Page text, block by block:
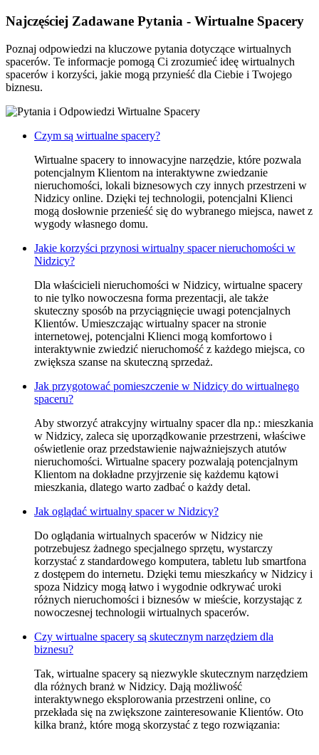
Najczęściej Zadawane Pytania - Wirtualne Spacery
Poznaj odpowiedzi na kluczowe pytania dotyczące wirtualnych
spacerów. Te informacje pomogą Ci zrozumieć ideę wirtualnych
spacerów i korzyści, jakie mogą przynieść dla Ciebie i Twojego
biznesu.
Czym są wirtualne spacery?
Wirtualne spacery to innowacyjne narzędzie, które pozwala
potencjalnym Klientom na interaktywne zwiedzanie
nieruchomości, lokali biznesowych czy innych przestrzeni w
Nidzicy online. Dzięki tej technologii, potencjalni Klienci
mogą dosłownie przenieść się do wybranego miejsca, nawet z
wygody własnego domu.
Jakie korzyści przynosi wirtualny spacer nieruchomości w
Nidzicy?
Dla właścicieli nieruchomości w Nidzicy, wirtualne spacery
to nie tylko nowoczesna forma prezentacji, ale także
skuteczny sposób na przyciągnięcie uwagi potencjalnych
Klientów. Umieszczając wirtualny spacer na stronie
internetowej, potencjalni Klienci mogą komfortowo i
interaktywnie zwiedzić nieruchomość z każdego miejsca, co
zwiększa szanse na skuteczną sprzedaż.
Jak przygotować pomieszczenie w Nidzicy do wirtualnego
spaceru?
Aby stworzyć atrakcyjny wirtualny spacer dla np.: mieszkania
w Nidzicy, zaleca się uporządkowanie przestrzeni, właściwe
oświetlenie oraz przedstawienie najważniejszych atutów
nieruchomości. Wirtualne spacery pozwalają potencjalnym
Klientom na dokładne przyjrzenie się każdemu kątowi
mieszkania, dlatego warto zadbać o każdy detal.
Jak oglądać wirtualny spacer w Nidzicy?
Do oglądania wirtualnych spacerów w Nidzicy nie
potrzebujesz żadnego specjalnego sprzętu, wystarczy
korzystać z standardowego komputera, tabletu lub smartfona
z dostępem do internetu. Dzięki temu mieszkańcy w Nidzicy i
spoza Nidzicy mogą łatwo i wygodnie odkrywać uroki
różnych nieruchomości i biznesów w mieście, korzystając z
nowoczesnej technologii wirtualnych spacerów.
Czy wirtualne spacery są skutecznym narzędziem dla
biznesu?
Tak, wirtualne spacery są niezwykle skutecznym narzędziem
dla różnych branż w Nidzicy. Dają możliwość
interaktywnego eksplorowania przestrzeni online, co
przekłada się na zwiększone zainteresowanie Klientów. Oto
kilka branż, które mogą skorzystać z tego rozwiązania: